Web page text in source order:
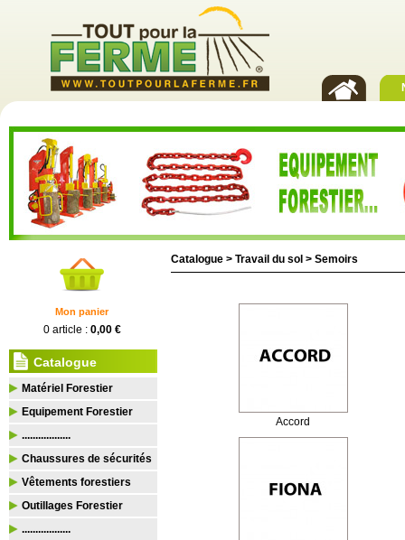
Mon panier
0 article : 0,00 €
Catalogue
Matériel Forestier
Equipement Forestier
..................
Chaussures de sécurités
Vêtements forestiers
Outillages Forestier
..................
Catalogue > Travail du sol > Semoirs
Accord